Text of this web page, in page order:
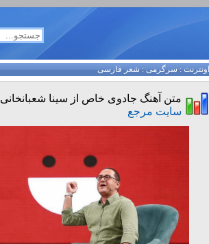
اونترنت:سرگرمی:شعر فارسی
متن آهنگ جادوی خاص از سینا شعبانخانی Sina Shanankhani Jadooye Khas
سایت مرجع